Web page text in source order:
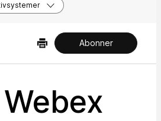
Abonner